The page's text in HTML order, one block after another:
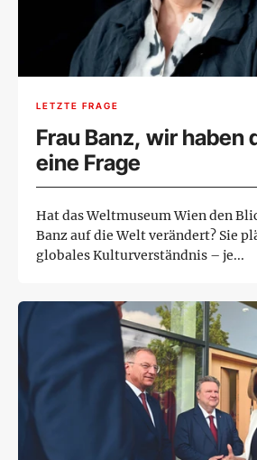
LETZTE FRAGE
Frau Banz, wir haben
eine Frage
Hat das Weltmuseum Wien den
Banz auf die Welt verändert? Sie
globales Kulturverständnis – je...